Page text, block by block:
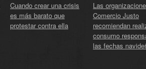
Cuando crear una crisis
es más barato que
protestar contra ella
Las
Comercio Justo
recomiendan
consumo
las fechas